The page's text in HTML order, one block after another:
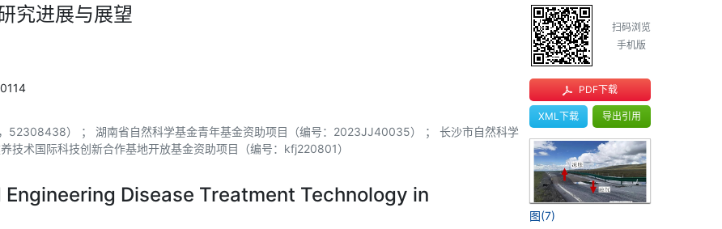
究进展与展望
52308438） ； 湖南省自然科学基金青年基金资助项目（编号：2023JJ40035） ； 长沙市自然科学
术国际科技创新合作基地开放基金资助项目（编号：kfj220801）
Disease Treatment Technology in
扫码浏览
手机版
PDF下载
XML下载 导出引用
图(7)